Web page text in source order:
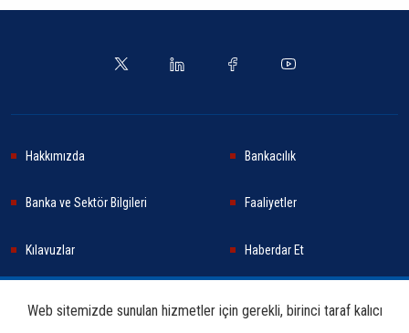
Hakkımızda Bankacılık
Banka ve Sektör Bilgileri Faaliyetler
Kılavuzlar Haberdar Et
Web sitemizde sunulan hizmetler için gerekli, birinci taraf kalıcı